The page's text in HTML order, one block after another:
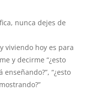
nunca dejes de
viviendo hoy es para
y decirme “¿esto
“¿esto